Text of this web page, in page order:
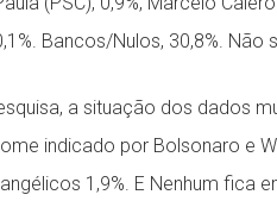
Bancos/Nulos, 30,8%.
a situação dos dados
indicado por Bolsonaro e
1,9%. E Nenhum fica